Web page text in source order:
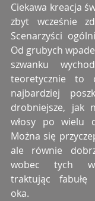
Ciekawa kreacja
zbyt wcześnie
Scenarzyści
Od grubych
szwanku
teoretycznie to
najbardziej
drobniejsze, jak
włosy po wielu
Można się
ale równie
wobec tych
traktując fabułę
oka.